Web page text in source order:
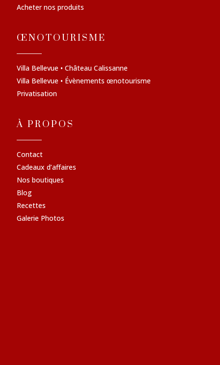
Acheter nos produits
ŒNOTOURISME
Villa Bellevue • Château Calissanne
Villa Bellevue • Évènements œnotourisme
Privatisation
À PROPOS
Contact
Cadeaux d’affaires
Nos boutiques
Blog
Recettes
Galerie Photos